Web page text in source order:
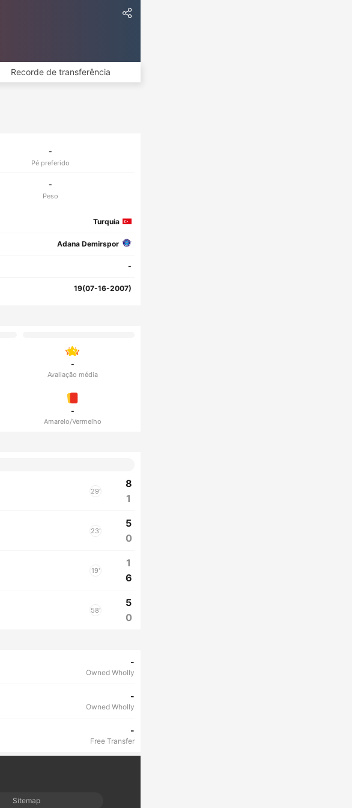
Recorde de transferência
-
Pé preferido
-
Peso
Turquia
Adana Demirspor
-
19(07-16-2007)
-
Avaliação média
-
Amarelo/Vermelho
29'
8
1
23'
5
0
19'
1
6
58'
5
0
-
Owned Wholly
-
Owned Wholly
-
Free Transfer
Sitemap